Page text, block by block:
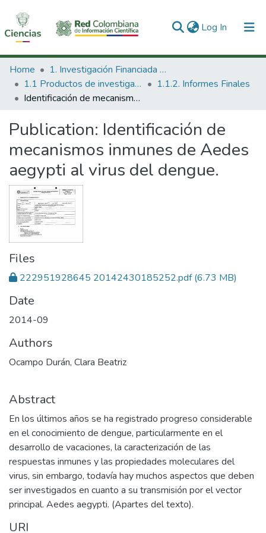
Log In (current)
Communities & Collections
All of DSpace
Home
1. Investigación Financiada con Recursos Públicos
1.1 Productos de investigación
1.1.2. Informes Finales
Identificación de mecanismos inmunes de Aedes aegypti al virus del dengue.
Publication: Identificación de
mecanismos inmunes de Aedes
aegypti al virus del dengue.
Files
222951928645 20142430185252.pdf(6.73 MB)
Date
2014-09
Authors
Ocampo Durán, Clara Beatriz
Abstract
En los últimos años se ha registrado progreso considerable
en el conocimiento de dengue, particularmente en el
desarrollo de vacaciones, la caracterización de las
respuestas inmunes y las propiedades moleculares del
virus, sin embargo, todavía hay muchos aspectos que deben
ser investigados en cuanto a su transmisión por el vector
principal. Aedes aegypti. (Apartes del texto).
URI